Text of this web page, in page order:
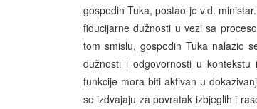
gospodin Tuka, postao je v.d.
fiducijarne dužnosti u vezi sa
tom smislu, gospodin Tuka nalazio
dužnosti i odgovornosti u kontekstu
funkcije mora biti aktivan u
se izdvajaju za povratak izbjeglih i